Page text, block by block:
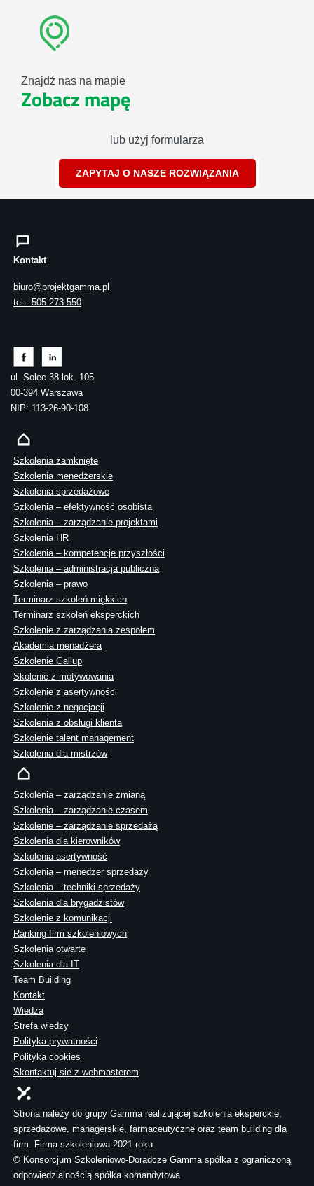
Znajdź nas na mapie
Zobacz mapę
lub użyj formularza
ZAPYTAJ O NASZE ROZWIĄZANIA
Kontakt
biuro@projektgamma.pl
tel.: 505 273 550
ul. Solec 38 lok. 105
00-394 Warszawa
NIP: 113-26-90-108
Szkolenia zamknięte
Szkolenia menedżerskie
Szkolenia sprzedażowe
Szkolenia – efektywność osobista
Szkolenia – zarządzanie projektami
Szkolenia HR
Szkolenia – kompetencje przyszłości
Szkolenia – administracja publiczna
Szkolenia – prawo
Terminarz szkoleń miękkich
Terminarz szkoleń eksperckich
Szkolenie z zarządzania zespołem
Akademia menadżera
Szkolenie Gallup
Skolenie z motywowania
Szkolenie z asertywności
Szkolenie z negocjacji
Szkolenia z obsługi klienta
Szkolenie talent management
Szkolenia dla mistrzów
Szkolenia – zarządzanie zmianą
Szkolenia – zarządzanie czasem
Szkolenie – zarządzanie sprzedażą
Szkolenia dla kierowników
Szkolenia asertywność
Szkolenia – menedżer sprzedaży
Szkolenia – techniki sprzedaży
Szkolenia dla brygadzistów
Szkolenie z komunikacji
Ranking firm szkoleniowych
Szkolenia otwarte
Szkolenia dla IT
Team Building
Kontakt
Wiedza
Strefa wiedzy
Polityka prywatności
Polityka cookies
Skontaktuj sie z webmasterem
Strona należy do grupy Gamma realizującej szkolenia eksperckie,
sprzedażowe, managerskie, farmaceutyczne oraz team building dla
firm. Firma szkoleniowa 2021 roku.
© Konsorcjum Szkoleniowo-Doradcze Gamma spółka z ograniczoną
odpowiedzialnością spółka komandytowa